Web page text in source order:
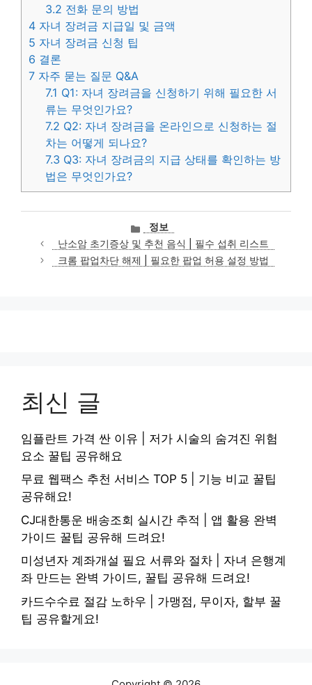
3.2 전화 문의 방법
4 자녀 장려금 지급일 및 금액
5 자녀 장려금 신청 팁
6 결론
7 자주 묻는 질문 Q&A
7.1 Q1: 자녀 장려금을 신청하기 위해 필요한 서
류는 무엇인가요?
7.2 Q2: 자녀 장려금을 온라인으로 신청하는 절
차는 어떻게 되나요?
7.3 Q3: 자녀 장려금의 지급 상태를 확인하는 방
법은 무엇인가요?
카
테
고
리
정보
난소암 초기증상 및 추천 음식 | 필수 섭취 리스트
크롬 팝업차단 해제 | 필요한 팝업 허용 설정 방법
최신 글
임플란트 가격 싼 이유 | 저가 시술의 숨겨진 위험
요소 꿀팁 공유해요
무료 웹팩스 추천 서비스 TOP 5 | 기능 비교 꿀팁
공유해요!
CJ대한통운 배송조회 실시간 추적 | 앱 활용 완벽
가이드 꿀팁 공유해 드려요!
미성년자 계좌개설 필요 서류와 절차 | 자녀 은행계
좌 만드는 완벽 가이드, 꿀팁 공유해 드려요!
카드수수료 절감 노하우 | 가맹점, 무이자, 할부 꿀
팁 공유할게요!